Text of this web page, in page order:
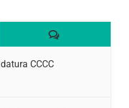
Comentaris
CCCC